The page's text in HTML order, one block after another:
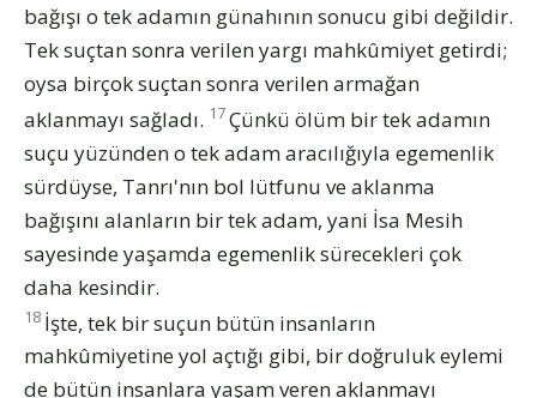
bağışı o tek adamın günahının sonucu gibi değildir.
Tek suçtan sonra verilen yargı mahkûmiyet getirdi;
oysa birçok suçtan sonra verilen armağan
aklanmayı sağladı. 17Çünkü ölüm bir tek adamın
suçu yüzünden o tek adam aracılığıyla egemenlik
sürdüyse, Tanrı'nın bol lütfunu ve aklanma
bağışını alanların bir tek adam, yani İsa Mesih
sayesinde yaşamda egemenlik sürecekleri çok
daha kesindir.
18 İşte, tek bir suçun bütün insanların
mahkûmiyetine yol açtığı gibi, bir doğruluk eylemi
de bütün insanlara yaşam veren aklanmayı